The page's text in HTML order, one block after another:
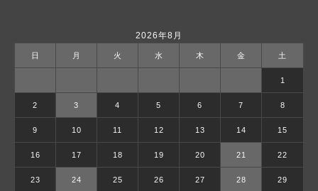
2026年8月
日 月 火 水 木 金 土
1
2 3 4 5 6 7 8
9 10 11 12 13 14 15
16 17 18 19 20 21 22
23 24 25 26 27 28 29